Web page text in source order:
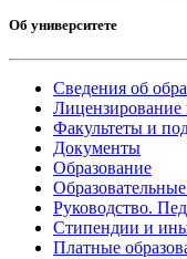
Об университете
Сведения об
Лицензирование
Факультеты и
Документы
Образование
Руководство.
Стипендии и
Платные